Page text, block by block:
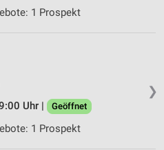
1 Prospekt
❯
Uhr |
Geöffnet
1 Prospekt